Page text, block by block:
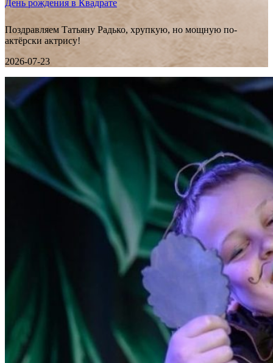
День рождения в Квадрате
Поздравляем Татьяну Радько, хрупкую, но мощную по-
актёрски актрису!
2026-07-23